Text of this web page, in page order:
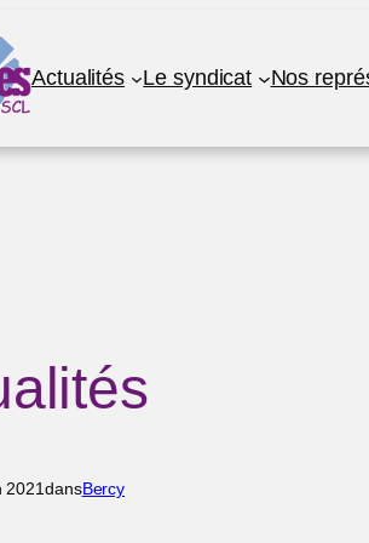
Actualités Le syndicat Nos
2021dansBercy